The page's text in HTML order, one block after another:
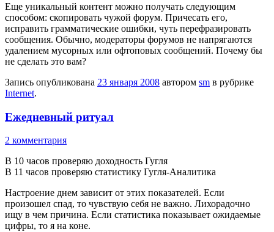
Еще уникальный контент можно получать следующим
способом: скопировать чужой форум. Причесать его,
исправить грамматические ошибки, чуть перефразировать
сообщения. Обычно, модераторы форумов не напрягаются
удалением мусорных или офтоповых сообщений. Почему бы
не сделать это вам?
Запись опубликована 23 января 2008 автором sm в рубрике
Internet.
Ежедневный ритуал
2 комментария
В 10 часов проверяю доходность Гугля
В 11 часов проверяю статистику Гугля-Аналитика
Настроение днем зависит от этих показателей. Если
произошел спад, то чувствую себя не важно. Лихорадочно
ищу в чем причина. Если статистика показывает ожидаемые
цифры, то я на коне.